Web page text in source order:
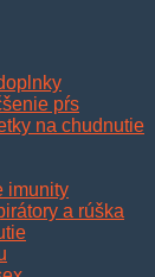
pŕs
na chudnutie
imunity
a rúška